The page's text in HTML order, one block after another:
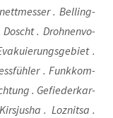
. Bel­ling­
. Droh­nen­vo­
.
. Funk­kom­
. Gefie­der­kar­
. Loz­nit­sa .